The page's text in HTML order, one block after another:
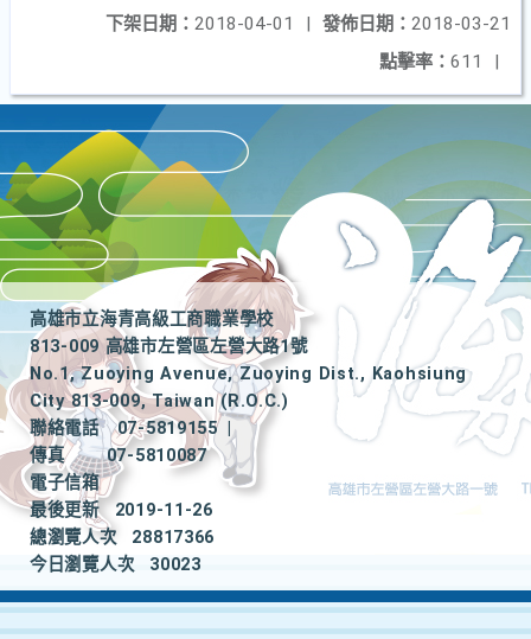
發佈日期： 2018-03-21
下架日期： 2018-04-01
|
點擊率： 611 |
高雄市立海青高級工商職業學校
813-009 高雄市左營區左營大路1號
No.1, Zuoying Avenue, Zuoying Dist., Kaohsiung
City 813-009, Taiwan (R.O.C.)
聯絡電話
07-5819155
|
傳真
07-5810087
電子信箱
最後更新
2019-11-26
總瀏覽人次
28817366
今日瀏覽人次
30023